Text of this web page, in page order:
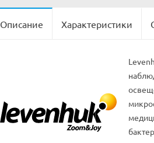
Описание Характеристики